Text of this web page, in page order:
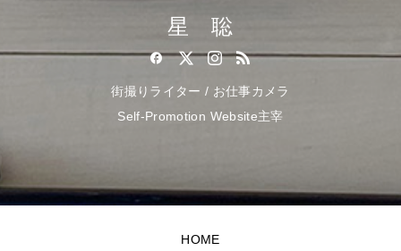
星 聡
街撮りライター / お仕事カメラ
Self-Promotion Website主宰
HOME